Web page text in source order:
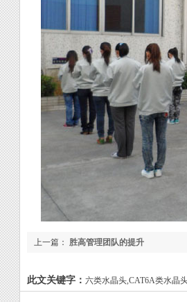
上一篇： 胜高管理团队的提升
此文关键字： 六类水晶头,CAT6A类水晶